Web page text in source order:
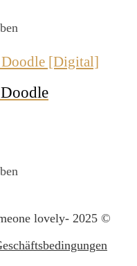
lovely- 2025 ©